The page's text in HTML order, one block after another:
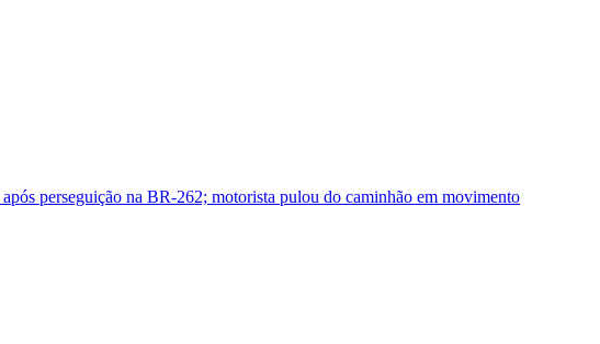
perseguição na BR-262; motorista pulou do caminhão em movimento